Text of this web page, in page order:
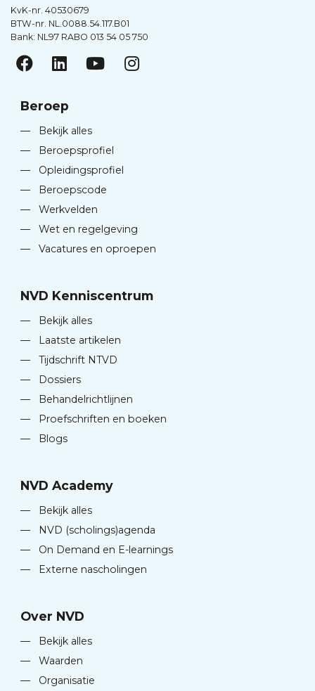
KvK-nr. 40530679
BTW-nr. NL.0088.54.117.B01
Bank: NL97 RABO 013 54 05 750
Beroep
—
Bekijk alles
—
Beroepsprofiel
—
Opleidingsprofiel
—
Beroepscode
—
Werkvelden
—
Wet en regelgeving
—
Vacatures en oproepen
NVD Kenniscentrum
—
Bekijk alles
—
Laatste artikelen
—
Tijdschrift NTVD
—
Dossiers
—
Behandelrichtlijnen
—
Proefschriften en boeken
—
Blogs
NVD Academy
—
Bekijk alles
—
NVD (scholings)agenda
—
On Demand en E-learnings
—
Externe nascholingen
Over NVD
—
Bekijk alles
—
Waarden
—
Organisatie